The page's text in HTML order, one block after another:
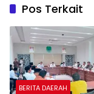
Pos Terkait
BERITA DAERAH